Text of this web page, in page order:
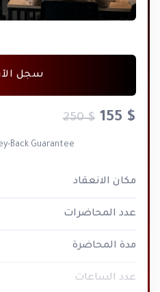
الاستاذة نهاد الشعراوي
في زمن التعلم عن بعد
Rasha Mohammed Asaad
سجل
$ 155
$ 250
Back Guarantee
مكان الانعقاد
عدد المحاضرات
مدة المحاضرة
عدد الساعات